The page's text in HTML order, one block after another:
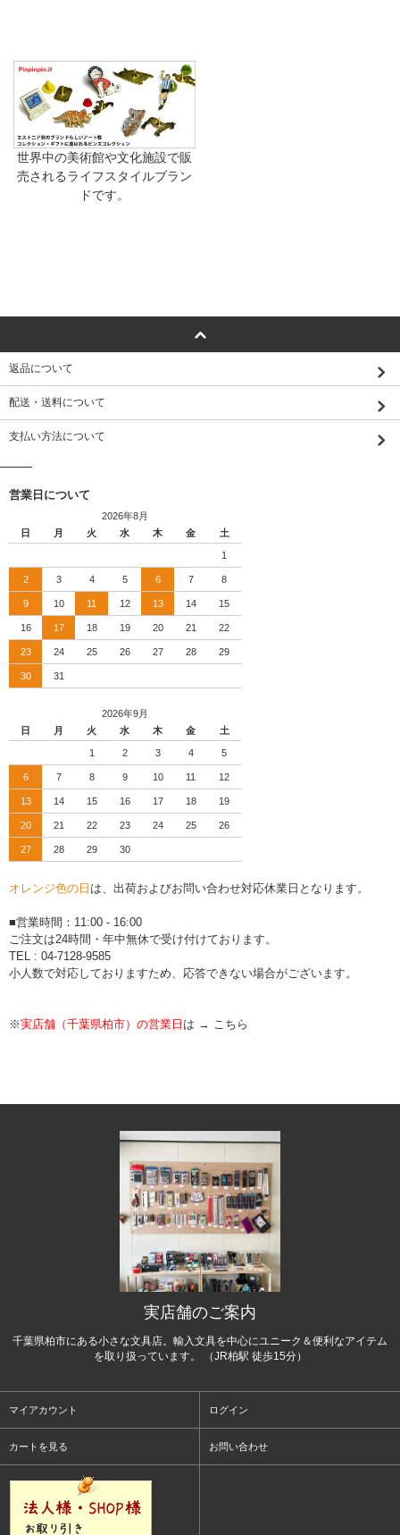
世界中の美術館や文化施設で販
売されるライフスタイルブラン
ドです。
返品について
配送・送料について
支払い方法について
営業日について
2026年8月
日
月 火 水 木 金 土
1
2 3 4 5 6 7 8
9 10 11 12 13 14 15
16 17 18 19 20 21 22
23 24 25 26 27 28 29
30 31
2026年9月
日
月 火 水 木 金 土
1 2 3 4 5
6 7 8 9 10 11 12
13 14 15 16 17 18 19
20 21 22 23 24 25 26
27 28 29 30
オレンジ色の日 は、出荷およびお問い合わせ対応休業日となります。
■営業時間：11:00 - 16:00
ご注文は24時間・年中無休で受け付けております。
TEL : 04-7128-9585
小人数で対応しておりますため、応答できない場合がございます。
※実店舗（千葉県柏市）の営業日 は → こちら
実店舗のご案内
千葉県柏市にある小さな文具店。輸入文具を中心にユニーク＆便利なアイテム
を取り扱っています。 （JR柏駅 徒歩15分）
マイアカウント ログイン
カートを見る お問い合わせ